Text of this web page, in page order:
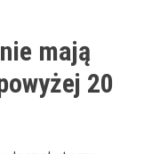
mają
20